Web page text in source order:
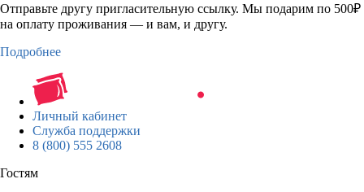
Отправьте другу пригласительную ссылку. Мы подарим по 500₽
на оплату проживания — и вам, и другу.
Подробнее
Личный кабинет
Служба поддержки
8 (800) 555 2608
Гостям